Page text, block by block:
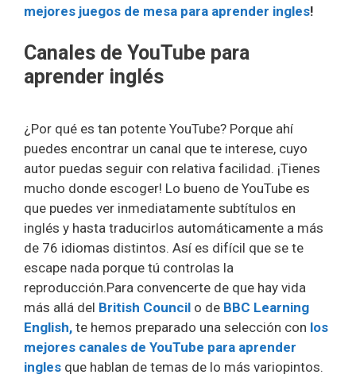
mejores juegos de mesa para aprender ingles!
Canales de YouTube para
aprender inglés
¿Por qué es tan potente YouTube? Porque ahí
puedes encontrar un canal que te interese, cuyo
autor puedas seguir con relativa facilidad. ¡Tienes
mucho donde escoger! Lo bueno de YouTube es
que puedes ver inmediatamente subtítulos en
inglés y hasta traducirlos automáticamente a más
de 76 idiomas distintos. Así es difícil que se te
escape nada porque tú controlas la
reproducción.Para convencerte de que hay vida
más allá del British Council o de BBC Learning
English, te hemos preparado una selección con los
mejores canales de YouTube para aprender
ingles que hablan de temas de lo más variopintos.